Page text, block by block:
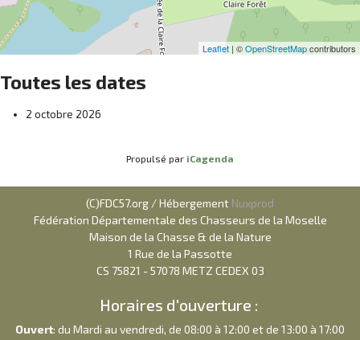
Leaflet | ©OpenStreetMapcontributors
Toutes les dates
2 octobre 2026
Propulsé par iCagenda
(C)FDC57.org / Hébergement Nuxprod
Fédération Départementale des Chasseurs de la Moselle
Maison de la Chasse & de la Nature
1 Rue de la Passotte
CS 75821 - 57078 METZ CEDEX 03
Horaires d'ouverture :
Ouvert: du Mardi au vendredi, de 08:00 à 12:00 et de 13:00 à 17:00